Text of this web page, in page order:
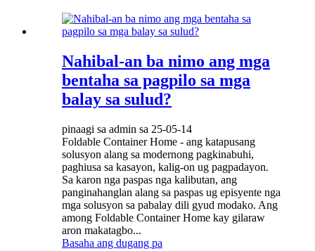
Nahibal-an ba nimo ang mga
bentaha sa pagpilo sa mga
balay sa sulud?
pinaagi sa admin sa 25-05-14
Foldable Container Home - ang katapusang
solusyon alang sa modernong pagkinabuhi,
paghiusa sa kasayon, kalig-on ug pagpadayon.
Sa karon nga paspas nga kalibutan, ang
panginahanglan alang sa paspas ug episyente nga
mga solusyon sa pabalay dili gyud modako. Ang
among Foldable Container Home kay gilaraw
aron makatagbo...
Basaha ang dugang pa